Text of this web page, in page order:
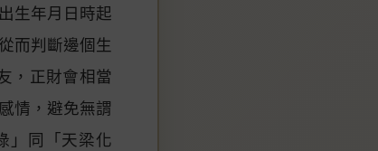
生年月日時起
從而判斷邊個生
，正財會相當
情，避免無謂
」同「天梁化